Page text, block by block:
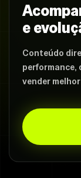
e
Conteúdo
performance,
vender